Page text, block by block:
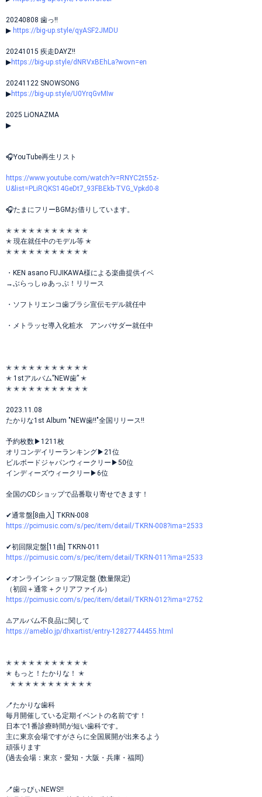
20240808 歯っ‼︎
▶︎ https://big-up.style/qyASF2JMDU
20241015 疾走DAYZ!!
▶︎https://big-up.style/dNRVxBEhLa?wovn=en
20241122 SNOWSONG
▶https://big-up.style/U0YrqGvMIw
2025 LiONAZMA
▶
🎧YouTube再生リスト
https://www.youtube.com/watch?v=RNYC2t55z-
U&list=PLiRQKS14GeDt7_93FBEkb-TVG_Vpkd0-8
🎧たまにフリーBGMお借りしています。
✭ ✭ ✭ ✭ ✭ ✭ ✭ ✭ ✭ ✭ ✭
✭ 現在就任中のモデル等 ✭
✭ ✭ ✭ ✭ ✭ ✭ ✭ ✭ ✭ ✭ ✭
・KEN asano FUJIKAWA様による楽曲提供イベ
→ぶらっしゅあっぷ！リリース
・ソフトリエンコ歯ブラシ宣伝モデル就任中
・メトラッセ導入化粧水 アンバサダー就任中
✭ ✭ ✭ ✭ ✭ ✭ ✭ ✭ ✭ ✭ ✭
✭ 1stアルバム”NEW歯” ✭
✭ ✭ ✭ ✭ ✭ ✭ ✭ ✭ ✭ ✭ ✭
2023.11.08
たかりな1st Album "NEW歯!!"全国リリース‼️
予約枚数▶1211枚
オリコンデイリーランキング▶21位
ビルボードジャパンウィークリー▶50位
インディーズウィークリー▶6位
全国のCDショップで品番取り寄せできます！
✔︎︎︎︎通常盤[8曲入] TKRN-008
https://pcimusic.com/s/pec/item/detail/TKRN-008?ima=2533
✔︎︎︎︎初回限定盤[11曲] TKRN-011
https://pcimusic.com/s/pec/item/detail/TKRN-011?ima=2533
✔︎︎︎︎オンラインショップ限定盤 (数量限定)
（初回＋通常＋クリアファイル）
https://pcimusic.com/s/pec/item/detail/TKRN-012?ima=2752
⚠️アルバム不良品に関して
https://ameblo.jp/dhxartist/entry-12827744455.html
✭ ✭ ✭ ✭ ✭ ✭ ✭ ✭ ✭ ✭ ✭
✭ もっと！たかりな！ ✭
✭ ✭ ✭ ✭ ✭ ✭ ✭ ✭ ✭ ✭ ✭
🪥たかりな歯科
毎月開催している定期イベントの名前です！
日本で1番診療時間が短い歯科です。
主に東京会場ですがさらに全国展開が出来るよう
頑張ります
(過去会場：東京・愛知・大阪・兵庫・福岡)
🪥歯っぴぃNEWS!!